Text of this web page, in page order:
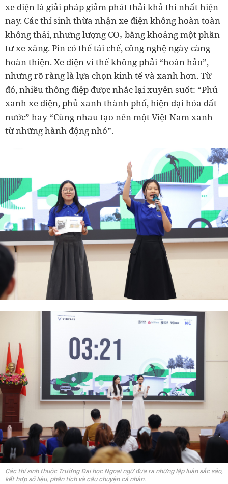
xe điện là giải pháp giảm phát thải khả thi nhất hiện
nay. Các thí sinh thừa nhận xe điện không hoàn toàn
không thải, nhưng lượng CO₂ bằng khoảng một phần
tư xe xăng. Pin có thể tái chế, công nghệ ngày càng
hoàn thiện. Xe điện vì thế không phải “hoàn hảo”,
nhưng rõ ràng là lựa chọn kinh tế và xanh hơn. Từ
đó, nhiều thông điệp được nhắc lại xuyên suốt: “Phủ
xanh xe điện, phủ xanh thành phố, hiện đại hóa đất
nước” hay “Cùng nhau tạo nên một Việt Nam xanh
từ những hành động nhỏ”.
Các thí sinh thuộc Trường Đại học Ngoại ngữ đưa ra những lập luận sắc sảo,
kết hợp số liệu, phân tích và câu chuyện cá nhân.